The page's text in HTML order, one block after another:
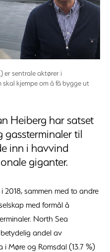
er sentrale aktører i
kjempe om å få bygge ut
Heiberg har satset
gassterminaler til
inn i havvind
giganter.
sammen med to andre
med formål å
North Sea
andel av
Møre og Romsdal (13.7 %)